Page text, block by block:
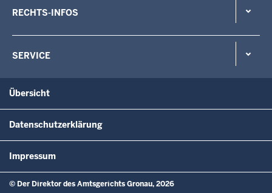
RECHTS-INFOS
SERVICE
Übersicht
Datenschutzerklärung
Impressum
© Der Direktor des Amtsgerichts Gronau, 2026